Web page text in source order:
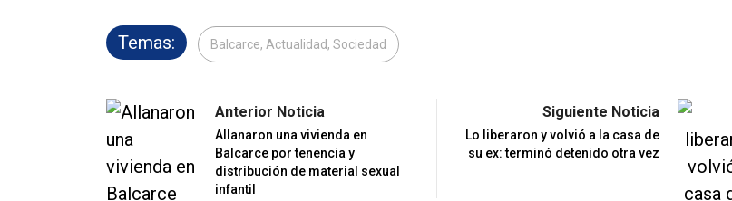
Temas: Balcarce, Actualidad, Sociedad
Anterior Noticia
Allanaron una vivienda en
Balcarce por tenencia y
distribución de material sexual
infantil
Siguiente Noticia
Lo liberaron y volvió a la casa de
su ex: terminó detenido otra vez